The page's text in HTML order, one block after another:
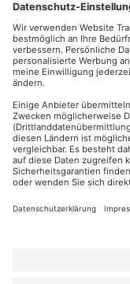
Widerrufsrecht
für Verbraucher
Elektronischer
Geschäftsverkehr